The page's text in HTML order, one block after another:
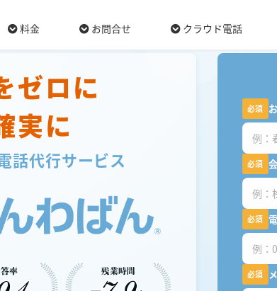
料金 お問合せ クラウド電話
ゼロに
実に
話代行サービス
必須
必須
必須
必須